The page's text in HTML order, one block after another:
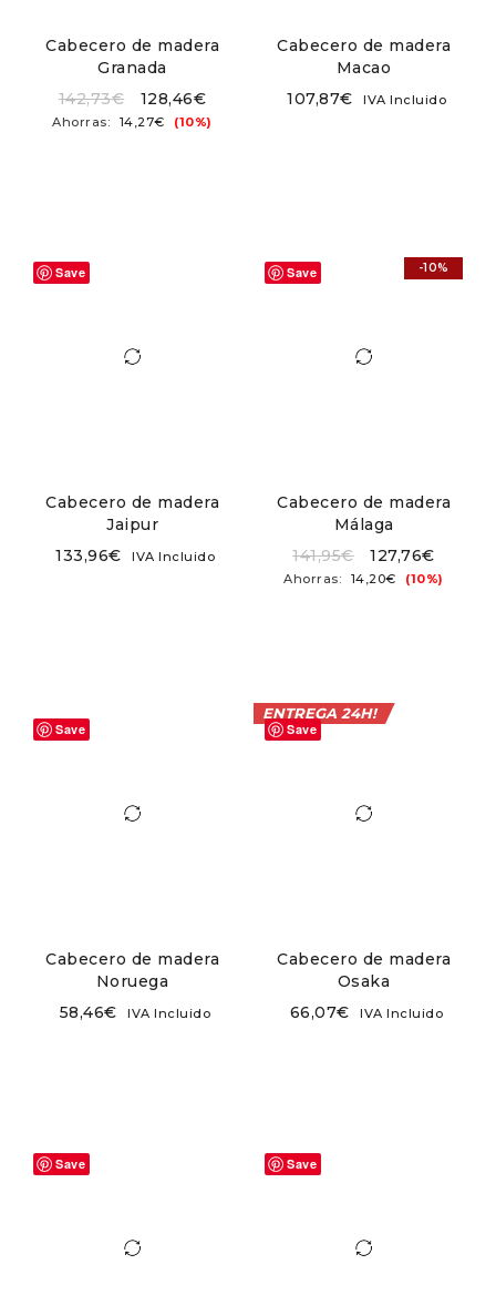
Cabecero de madera
Granada
142,73€ 128,46€
Ahorras: 14,27€ (10%)
Cabecero de madera
Macao
107,87€ IVA Incluido
Save
Cabecero de madera
Jaipur
133,96€ IVA Incluido
Save -10%
Cabecero de madera
Málaga
141,95€ 127,76€
Ahorras: 14,20€ (10%)
Save
Cabecero de madera
Noruega
58,46€ IVA Incluido
Save
ENTREGA 24H!
Cabecero de madera
Osaka
66,07€ IVA Incluido
Save Save